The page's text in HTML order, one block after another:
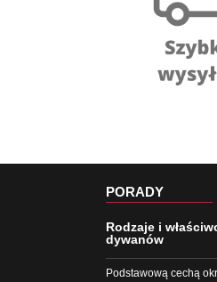
PORADY
Rodzaje i
dywanów
Podstawową cechą